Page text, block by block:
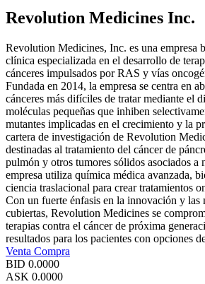
Revolution Medicines Inc.
Revolution Medicines, Inc. es una empresa
clínica especializada en el desarrollo de
cánceres impulsados por RAS y vías
Fundada en 2014, la empresa se centra en
cánceres más difíciles de tratar mediante el
moléculas pequeñas que inhiben
mutantes implicadas en el crecimiento y la
cartera de investigación de Revolution
destinadas al tratamiento del cáncer de
pulmón y otros tumores sólidos asociados a
empresa utiliza química médica avanzada,
ciencia traslacional para crear tratamientos
Con un fuerte énfasis en la innovación y las
cubiertas, Revolution Medicines se
terapias contra el cáncer de próxima
resultados para los pacientes con opciones
Venta Compra
BID 0.0000
ASK 0.0000